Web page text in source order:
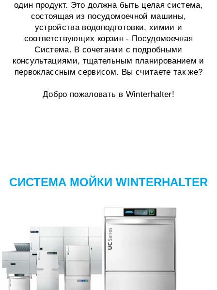
один продукт. Это должна быть целая система,
состоящая из посудомоечной машины,
устройства водоподготовки, химии и
соответствующих корзин - Посудомоечная
Система. В сочетании с подробными
консультациями, тщательным планированием и
первоклассным сервисом. Вы считаете так же?
Добро пожаловать в Winterhalter!
СИСТЕМА МОЙКИ WINTERHALTER